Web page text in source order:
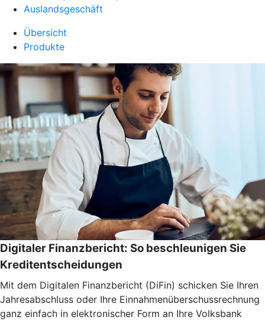
Auslandsgeschäft
Übersicht
Produkte
Digitaler Finanzbericht: So beschleunigen Sie
Kreditentscheidungen
Mit dem Digitalen Finanzbericht (DiFin) schicken Sie Ihren
Jahresabschluss oder Ihre Einnahmenüberschussrechnung
ganz einfach in elektronischer Form an Ihre Volksbank